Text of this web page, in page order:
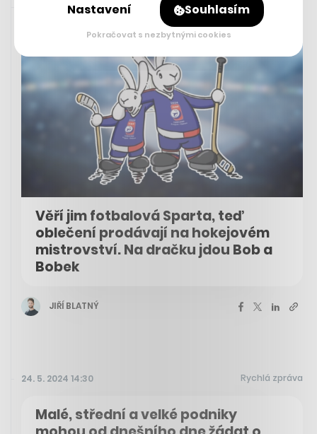
24. 5. 2024 15:30
Věří jim fotbalová Sparta, teď
oblečení prodávají na hokejovém
mistrovství. Na dračku jdou Bob a
Bobek
JIŘÍ BLATNÝ
24. 5. 2024 14:30 Rychlá zpráva
Malé, střední a velké podniky
Nastavení Souhlasím
Pokračovat s nezbytnými cookies